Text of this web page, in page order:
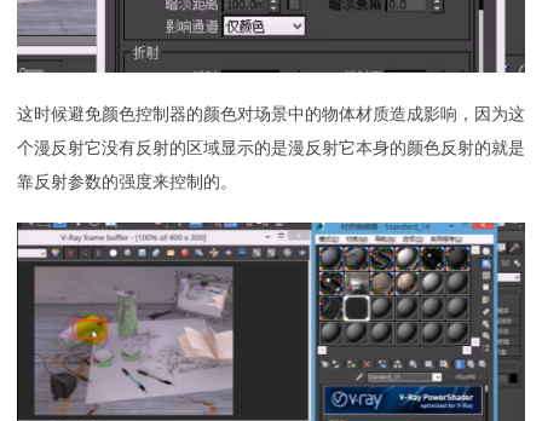
这时候避免颜色控制器的颜色对场景中的物体材质造成影响，因为这
个漫反射它没有反射的区域显示的是漫反射它本身的颜色反射的就是
靠反射参数的强度来控制的。